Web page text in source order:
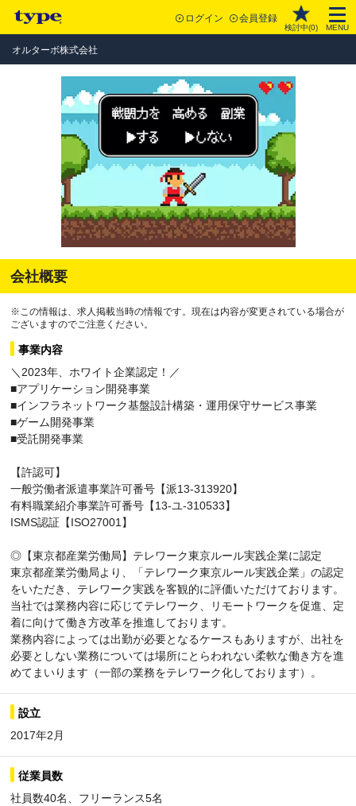
ログイン 会員登録
検討中(0) MENU
オルターボ株式会社
会社概要
※この情報は、求人掲載当時の情報です。現在は内容が変更されている場合が
ございますのでご注意ください。
事業内容
＼2023年、ホワイト企業認定！／
■アプリケーション開発事業
■インフラネットワーク基盤設計構築・運用保守サービス事業
■ゲーム開発事業
■受託開発事業
【許認可】
一般労働者派遣事業許可番号【派13-313920】
有料職業紹介事業許可番号【13-ユ-310533】
ISMS認証【ISO27001】
◎【東京都産業労働局】テレワーク東京ルール実践企業に認定
東京都産業労働局より、「テレワーク東京ルール実践企業」の認定
をいただき、テレワーク実践を客観的に評価いただけております。
当社では業務内容に応じてテレワーク、リモートワークを促進、定
着に向けて働き方改革を推進しております。
業務内容によっては出勤が必要となるケースもありますが、出社を
必要としない業務については場所にとらわれない柔軟な働き方を進
めてまいります（一部の業務をテレワーク化しております）。
設立
2017年2月
従業員数
社員数40名、フリーランス5名